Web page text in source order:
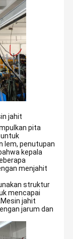
jahit
pita
lem, penutupan
kepala
menjahit
struktur
mencapai
jahit
jarum dan